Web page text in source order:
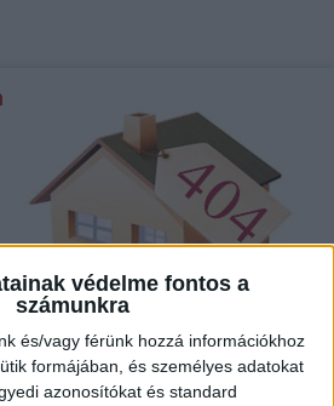
védelme fontos a
számunkra
és/vagy férünk hozzá információkhoz
formájában, és személyes adatokat
azonosítókat és standard
lakás, Családi ház
lakás